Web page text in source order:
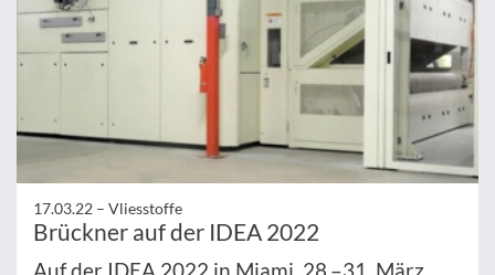
17.03.22 – Vliesstoffe
Brückner auf der IDEA 2022